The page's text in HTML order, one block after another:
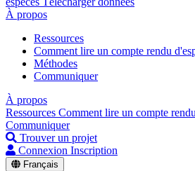
À propos
Ressources
Comment lire un compte rendu
Méthodes
Communiquer
À propos
Ressources Comment lire un compte
Communiquer
Trouver un projet
Connexion Inscription
Français